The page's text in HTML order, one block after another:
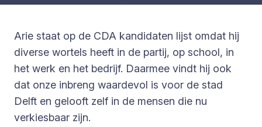
Arie staat op de CDA kandidaten lijst omdat hij
diverse wortels heeft in de partij, op school, in
het werk en het bedrijf. Daarmee vindt hij ook
dat onze inbreng waardevol is voor de stad
Delft en gelooft zelf in de mensen die nu
verkiesbaar zijn.